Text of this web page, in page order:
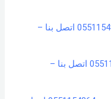
شركة تنظيف فرش بحفر الباطن – 0551154864 اتصل بنا –
شركة جلي بلاط بحفر الباطن – 0551154864 اتصل بنا –